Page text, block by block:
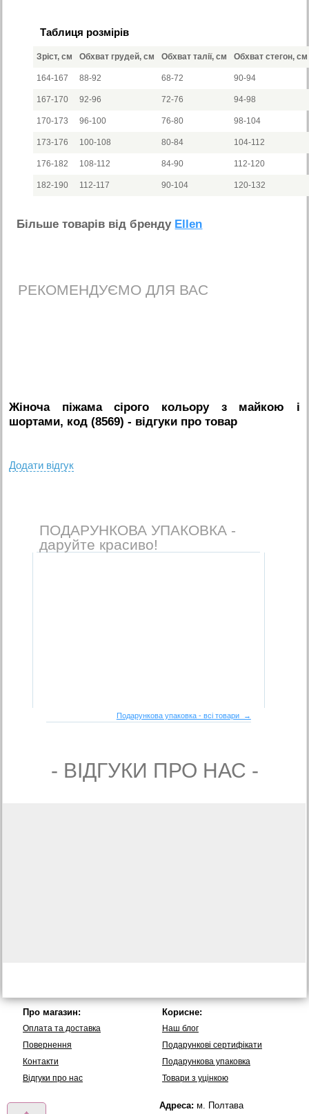
Таблиця розмірів
Зріст, см Обхват грудей, см Обхват талії, см Обхват стегон, см
164-167 88-92 68-72 90-94
167-170 92-96 72-76 94-98
170-173 96-100 76-80 98-104
173-176 100-108 80-84 104-112
176-182 108-112 84-90 112-120
182-190 112-117 90-104 120-132
Бiльше товарiв вiд бренду Ellen
РЕКОМЕНДУЄМО ДЛЯ ВАС
Жіноча піжама сірого кольору з майкою і
шортами, код (8569) - вiдгуки про товар
Додати вiдгук
ПОДАРУНКОВА УПАКОВКА -
даруйте красиво!
Подарункова упаковка - всі товари →
- ВIДГУКИ ПРО НАС -
Про магазин:
Оплата та доставка
Повернення
Контакти
Вiдгуки про нас
Корисне:
Наш блог
Подарункові сертифікати
Подарункова упаковка
Товари з уцінкою
Адреса: м. Полтава